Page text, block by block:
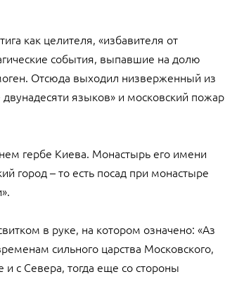
как целителя, «избавителя от
события, выпавшие на долю
Отсюда выходил низверженный из
языков» и московский пожар
гербе Киева. Монастырь его имени
город – то есть посад при монастыре
в руке, на котором означено: «Аз
сильного царства Московского,
и с Севера, тогда еще со стороны